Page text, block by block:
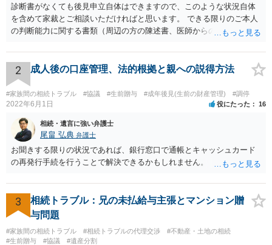
診断書がなくても後見申立自体はできますので、このような状況自体
を含めて家裁とご相談いただければと思います。 できる限りのご本人
の判断能力に関する書類（周辺の方の陳述書、医師からの聴取書等）
をしていただければそこから先は進むのではないかと存じます。 ま
た、Aさんの意向を酌みすぎるあまりに後見申立ができない状況にして
いる施設の問題もありますので、当該地域の地域包括支援センターに
ご相談されるのもひとつの方法です。
2 成人後の口座管理、法的根拠と親への説得方法
#家族間の相続トラブル #協議 #生前贈与 #成年後見(生前の財産管理) #調停
2022年6月1日 役にたった 16
相続・遺言に強い弁護士
尾畠 弘典 弁護士
お聞きする限りの状況であれば、銀行窓口で通帳とキャッシュカード
の再発行手続を行うことで解決できるかもしれません。
3
相続トラブル：兄の未払給与主張とマンション贈
与問題
#家族間の相続トラブル #相続トラブルの代理交渉
#不動産・土地の相続
#生前贈与
#協議 #遺産分割